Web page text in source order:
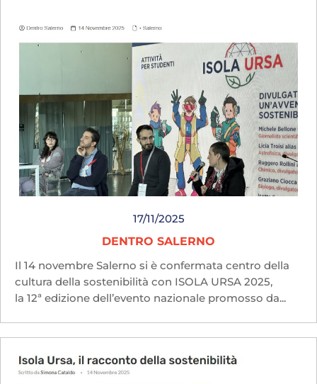
17/11/2025
DENTRO SALERNO
Il 14 novembre Salerno si è confermata centro della
cultura della sostenibilità con ISOLA URSA 2025,
la 12ª edizione dell’evento nazionale promosso da...